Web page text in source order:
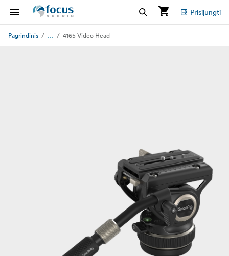
Prisijungti
Pagrindinis ... 4165 Video Head